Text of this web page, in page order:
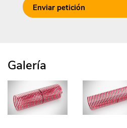
Enviar petición
Galería